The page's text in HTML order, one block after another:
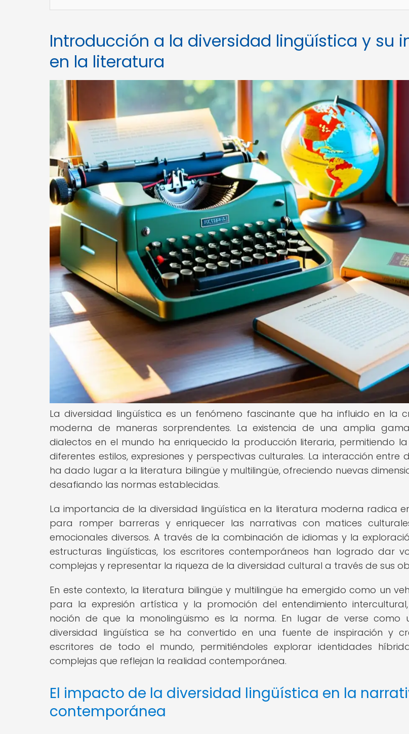
Introducción a la diversidad lingüística y su
en la literatura
La diversidad lingüística es un fenómeno fascinante que ha influido en la
moderna de maneras sorprendentes. La existencia de una amplia
dialectos en el mundo ha enriquecido la producción literaria, permitiendo
diferentes estilos, expresiones y perspectivas culturales. La interacción entre
ha dado lugar a la literatura bilingüe y multilingüe, ofreciendo nuevas
desafiando las normas establecidas.
La importancia de la diversidad lingüística en la literatura moderna radica
para romper barreras y enriquecer las narrativas con matices
emocionales diversos. A través de la combinación de idiomas y la
estructuras lingüísticas, los escritores contemporáneos han logrado dar
complejas y representar la riqueza de la diversidad cultural a través de sus
En este contexto, la literatura bilingüe y multilingüe ha emergido como un
para la expresión artística y la promoción del entendimiento
noción de que la monolingüismo es la norma. En lugar de verse como
diversidad lingüística se ha convertido en una fuente de inspiración y
escritores de todo el mundo, permitiéndoles explorar identidades
complejas que reflejan la realidad contemporánea.
El impacto de la diversidad lingüística en la
contemporánea